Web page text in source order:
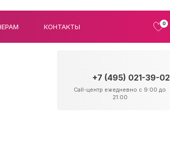
КОНТАКТЫ 0
+7 (495) 021-39-02
Call-центр ежедневно с 9:00 до
21:00